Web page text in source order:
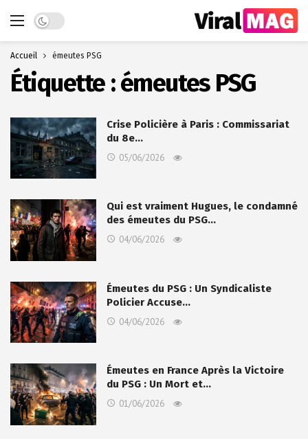
Dark mode
Accueil émeutes PSG
Étiquette :émeutes PSG
Crise Policière à Paris : Commissariat
du 8e…
05/06/2026
Qui est vraiment Hugues, le condamné
des émeutes du PSG…
04/06/2026
Émeutes du PSG : Un Syndicaliste
Policier Accuse…
04/06/2026
Émeutes en France Après la Victoire
du PSG : Un Mort et…
01/06/2026